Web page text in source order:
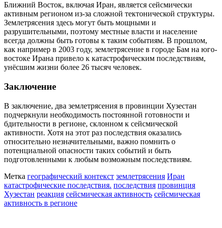
Ближний Восток, включая Иран, является сейсмически
активным регионом из-за сложной тектонической структуры.
Землетрясения здесь могут быть мощными и
разрушительными, поэтому местные власти и население
всегда должны быть готовы к таким событиям. В прошлом,
как например в 2003 году, землетрясение в городе Бам на юго-
востоке Ирана привело к катастрофическим последствиям,
унёсшим жизни более 26 тысяч человек.
Заключение
В заключение, два землетрясения в провинции Хузестан
подчеркнули необходимость постоянной готовности и
бдительности в регионе, склонном к сейсмической
активности. Хотя на этот раз последствия оказались
относительно незначительными, важно помнить о
потенциальной опасности таких событий и быть
подготовленными к любым возможным последствиям.
Метка географический контекст землетрясения Иран
катастрофические последствия. последствия провинция
Хузестан реакция сейсмическая активность сейсмическая
активность в регионе